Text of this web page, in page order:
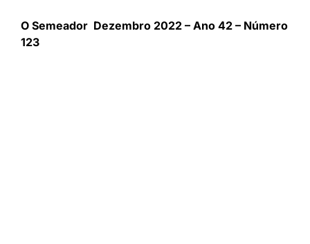
O Semeador Dezembro 2022 – Ano 42 – Número
123